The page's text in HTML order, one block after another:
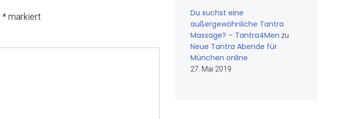
*markiert
Du suchst eine
außergewöhnliche Tantra
Massage? – Tantra4Men zu
Neue Tantra Abende für
München online
27. Mai 2019